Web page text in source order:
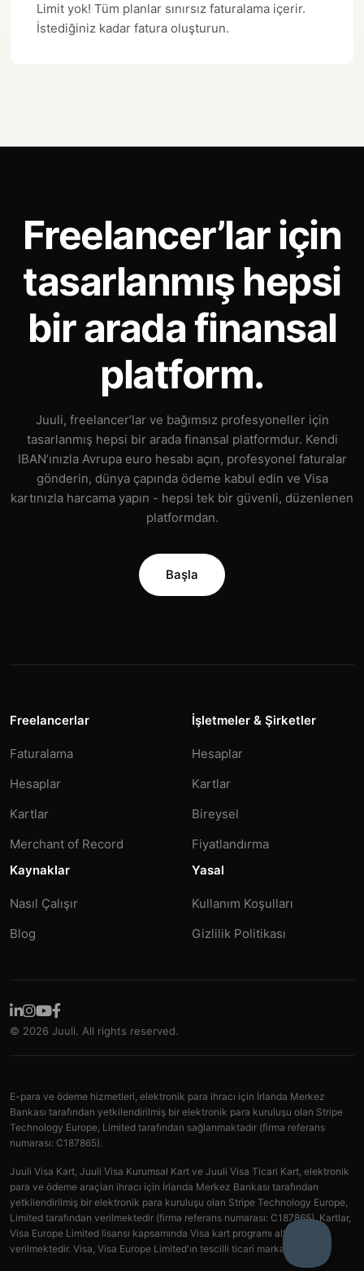
Limit yok! Tüm planlar sınırsız faturalama içerir.
İstediğiniz kadar fatura oluşturun.
Freelancer’lar için
tasarlanmış hepsi
bir arada finansal
platform.
Juuli, freelancer’lar ve bağımsız profesyoneller için
tasarlanmış hepsi bir arada finansal platformdur. Kendi
IBAN’ınızla Avrupa euro hesabı açın, profesyonel faturalar
gönderin, dünya çapında ödeme kabul edin ve Visa
kartınızla harcama yapın - hepsi tek bir güvenli, düzenlenen
platformdan.
Başla
Freelancerlar
Faturalama
Hesaplar
Kartlar
Merchant of Record
İşletmeler & Şirketler
Hesaplar
Kartlar
Bireysel
Fiyatlandırma
Kaynaklar
Nasıl Çalışır
Blog
Yasal
Kullanım Koşulları
Gizlilik Politikası
© 2026 Juuli. All rights reserved.
E-para ve ödeme hizmetleri, elektronik para ihracı için İrlanda Merkez
Bankası tarafından yetkilendirilmiş bir elektronik para kuruluşu olan Stripe
Technology Europe, Limited tarafından sağlanmaktadır (firma referans
numarası: C187865).
Juuli Visa Kart, Juuli Visa Kurumsal Kart ve Juuli Visa Ticari Kart, elektronik
para ve ödeme araçları ihracı için İrlanda Merkez Bankası tarafından
yetkilendirilmiş bir elektronik para kuruluşu olan Stripe Technology Europe,
Limited tarafından verilmektedir (firma referans numarası: C187865). Kartlar,
Visa Europe Limited lisansı kapsamında Visa kart programı altında
verilmektedir. Visa, Visa Europe Limited'ın tescilli ticari markasıdır.